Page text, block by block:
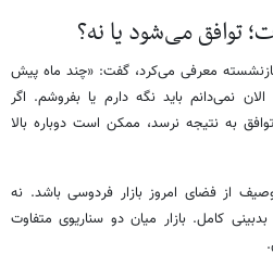
توافق می‌شود یا نه؟
معرفی می‌کرد، گفت: «چند ماه پیش
نمی‌دانم باید نگه دارم یا بفروشم. اگر
به نتیجه نرسد، ممکن است دوباره بالا
از فضای امروز بازار فردوسی باشد. نه
کامل. بازار میان دو سناریوی متفاوت